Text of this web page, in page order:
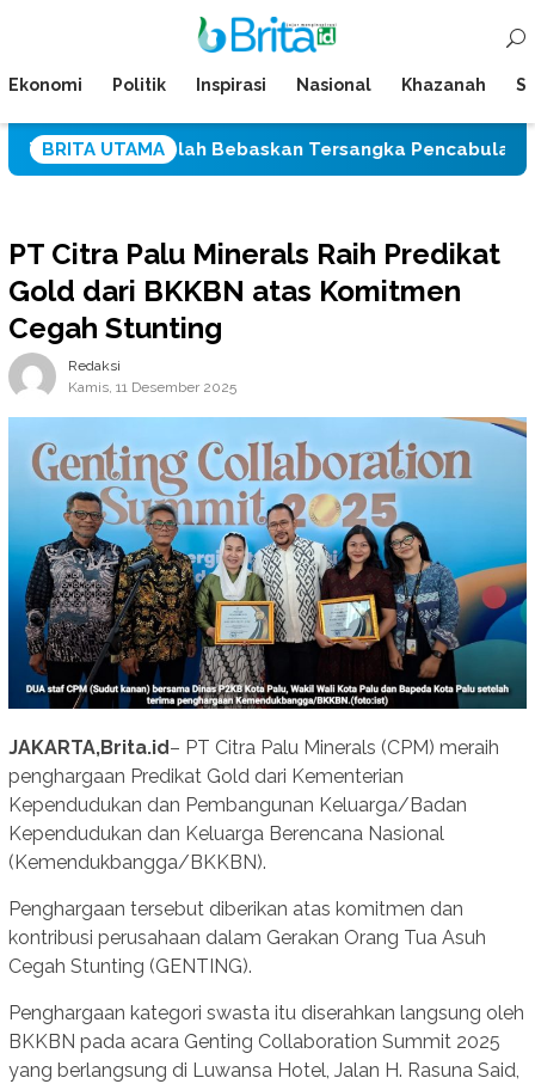
Mobile
Ekonomi Politik Inspirasi Nasional Khazanah
BRITA UTAMA
Bebaskan Tersangka Pencabulan Tiga Siswi SD
PT Citra Palu Minerals Raih Predikat
Gold dari BKKBN atas Komitmen
Cegah Stunting
Redaksi
Kamis, 11 Desember 2025
JAKARTA,Brita.id– PT Citra Palu Minerals (CPM) meraih
penghargaan Predikat Gold dari Kementerian
Kependudukan dan Pembangunan Keluarga/Badan
Kependudukan dan Keluarga Berencana Nasional
(Kemendukbangga/BKKBN).
Penghargaan tersebut diberikan atas komitmen dan
kontribusi perusahaan dalam Gerakan Orang Tua Asuh
Cegah Stunting (GENTING).
Penghargaan kategori swasta itu diserahkan langsung oleh
BKKBN pada acara Genting Collaboration Summit 2025
yang berlangsung di Luwansa Hotel, Jalan H. Rasuna Said,